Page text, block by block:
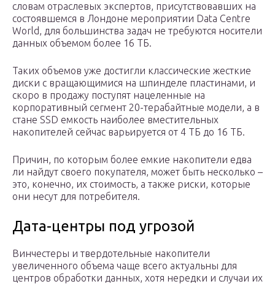
словам отраслевых экспертов, присутствовавших на
состоявшемся в Лондоне мероприятии Data Centre
World, для большинства задач не требуются носители
данных объемом более 16 ТБ.
Таких объемов уже достигли классические жесткие
диски с вращающимися на шпинделе пластинами, и
скоро в продажу поступят нацеленные на
корпоративный сегмент 20-терабайтные модели, а в
стане SSD емкость наиболее вместительных
накопителей сейчас варьируется от 4 ТБ до 16 ТБ.
Причин, по которым более емкие накопители едва
ли найдут своего покупателя, может быть несколько –
это, конечно, их стоимость, а также риски, которые
они несут для потребителя.
Дата-центры под угрозой
Винчестеры и твердотельные накопители
увеличенного объема чаще всего актуальны для
центров обработки данных, хотя нередки и случаи их